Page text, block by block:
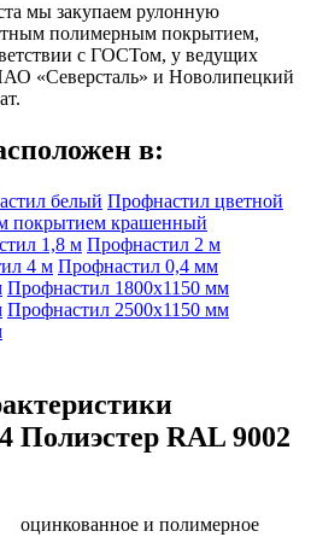
мы закупаем рулонную
полимерным покрытием,
с ГОСТом, у ведущих
«Северсталь» и Новолипецкий
в:
белый Профнастил цветной
покрытием крашенный
1,8 м Профнастил 2 м
4 м Профнастил 0,4 мм
Профнастил 1800х1150 мм
Профнастил 2500х1150 мм
Полиэстер RAL 9002
оцинкованное и полимерное